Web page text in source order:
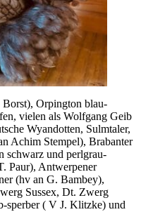
Orpington blau-
vielen als Wolfgang Geib
Wyandotten, Sulmtaler,
Achim Stempel), Brabanter
schwarz und perlgrau-
Paur), Antwerpener
(hv an G. Bambey),
Sussex, Dt. Zwerg
sperber ( V J. Klitzke) und